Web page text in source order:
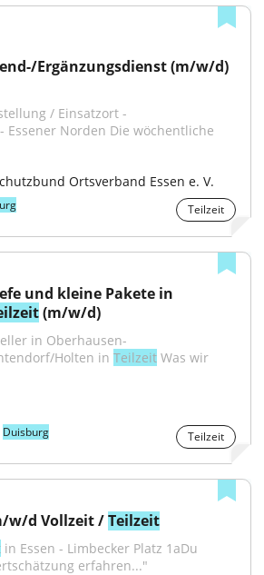
/ Einsatzort -
Essener Norden Die wöchentliche
Ortsverband Essen e. V.
Teilzeit
und kleine Pakete in
(m/w/d)
in Oberhausen-
Holten in Teilzeit Was wir
Duisburg Teilzeit
w/d Vollzeit / Teilzeit
in Essen - Limbecker Platz 1aDu
erfahren..."